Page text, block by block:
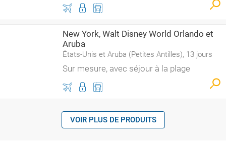
New York, Walt Disney World Orlando et
Aruba
États-Unis et Aruba (Petites Antilles), 13 jours
Sur mesure, avec séjour à la plage
VOIR PLUS DE PRODUITS